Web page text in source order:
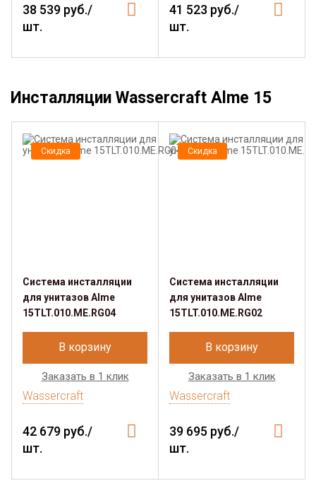
38 539 руб./
шт.
41 523 руб./
шт.
Инсталляции Wassercraft Alme 15
Скидка
Система инсталляции
для унитазов Alme
15TLT.010.ME.RG04
В корзину
Заказать в 1 клик
Wassercraft
42 679 руб./
шт.
Скидка
Система инсталляции
для унитазов Alme
15TLT.010.ME.RG02
В корзину
Заказать в 1 клик
Wassercraft
39 695 руб./
шт.